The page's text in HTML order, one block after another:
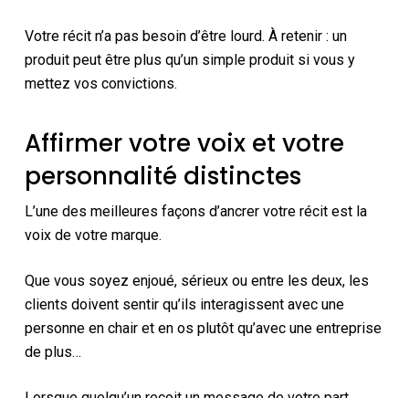
Votre récit n’a pas besoin d’être lourd. À retenir : un
produit peut être plus qu’un simple produit si vous y
mettez vos convictions.
Affirmer votre voix et votre
personnalité distinctes
L’une des meilleures façons d’ancrer votre récit est la
voix de votre marque.
Que vous soyez enjoué, sérieux ou entre les deux, les
clients doivent sentir qu’ils interagissent avec une
personne en chair et en os plutôt qu’avec une entreprise
de plus…